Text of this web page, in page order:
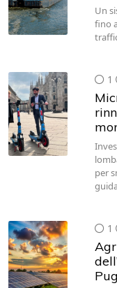
Un
fino
1
per
1